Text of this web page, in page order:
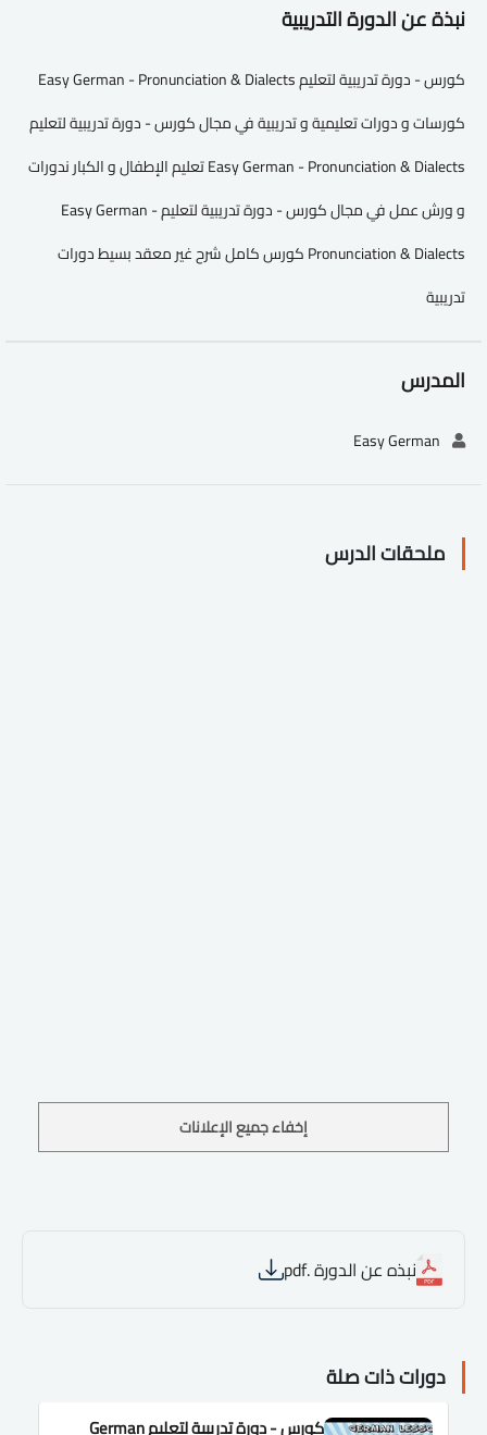
نبذة عن الدورة التدريبية
كورس - دورة تدريبية لتعليم Easy German - Pronunciation & Dialects
كورسات و دورات تعليمية و تدريبية في مجال كورس - دورة تدريبية لتعليم
Easy German - Pronunciation & Dialects تعليم الإطفال و الكبار ندورات
و ورش عمل في مجال كورس - دورة تدريبية لتعليم Easy German -
Pronunciation & Dialects كورس كامل شرح غير معقد بسيط دورات
تدريبية
المدرس
ملحقات الدرس
إخفاء جميع الإعلانات
نبذه عن الدورة .pdf
دورات ذات صلة
كورس - دورة تدريبية لتعليم German